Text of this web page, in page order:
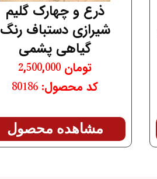
ذرع و چهارک گلیم
شیرازی دستباف رنگ
گیاهی پشمی
تومان
کد محصول: 80186
مشاهده محصول